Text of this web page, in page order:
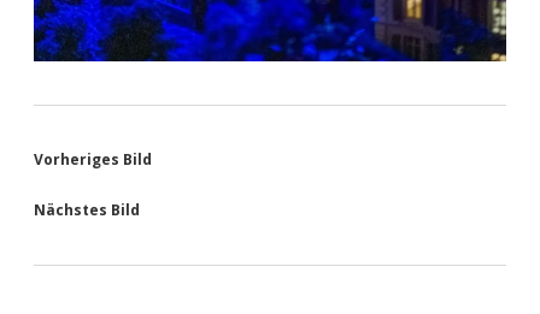
Vorheriges Bild
Nächstes Bild